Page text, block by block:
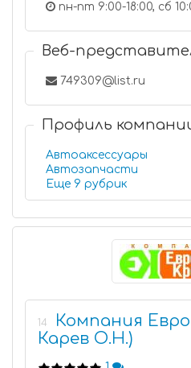
пн-пт 9:00-18:00, сб
Веб-
749309@list.ru
Профиль
Автоаксессуары
Автозапчасти
Еще 9 рубрик
14
Компания
Карев О.Н.)